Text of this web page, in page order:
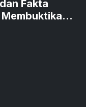
Fakta
Ada Hak